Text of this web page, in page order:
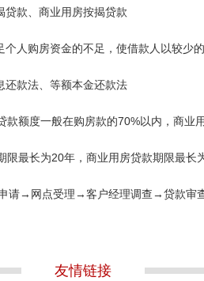
贷款、商业用房按揭贷款
个人购房资金的不足，使借款人以较少
还款法、等额本金还款法
款额度一般在购房款的70%以内，商业
限最长为20年，商业用房贷款期限最长
请→网点受理→客户经理调查→贷款
友情链接